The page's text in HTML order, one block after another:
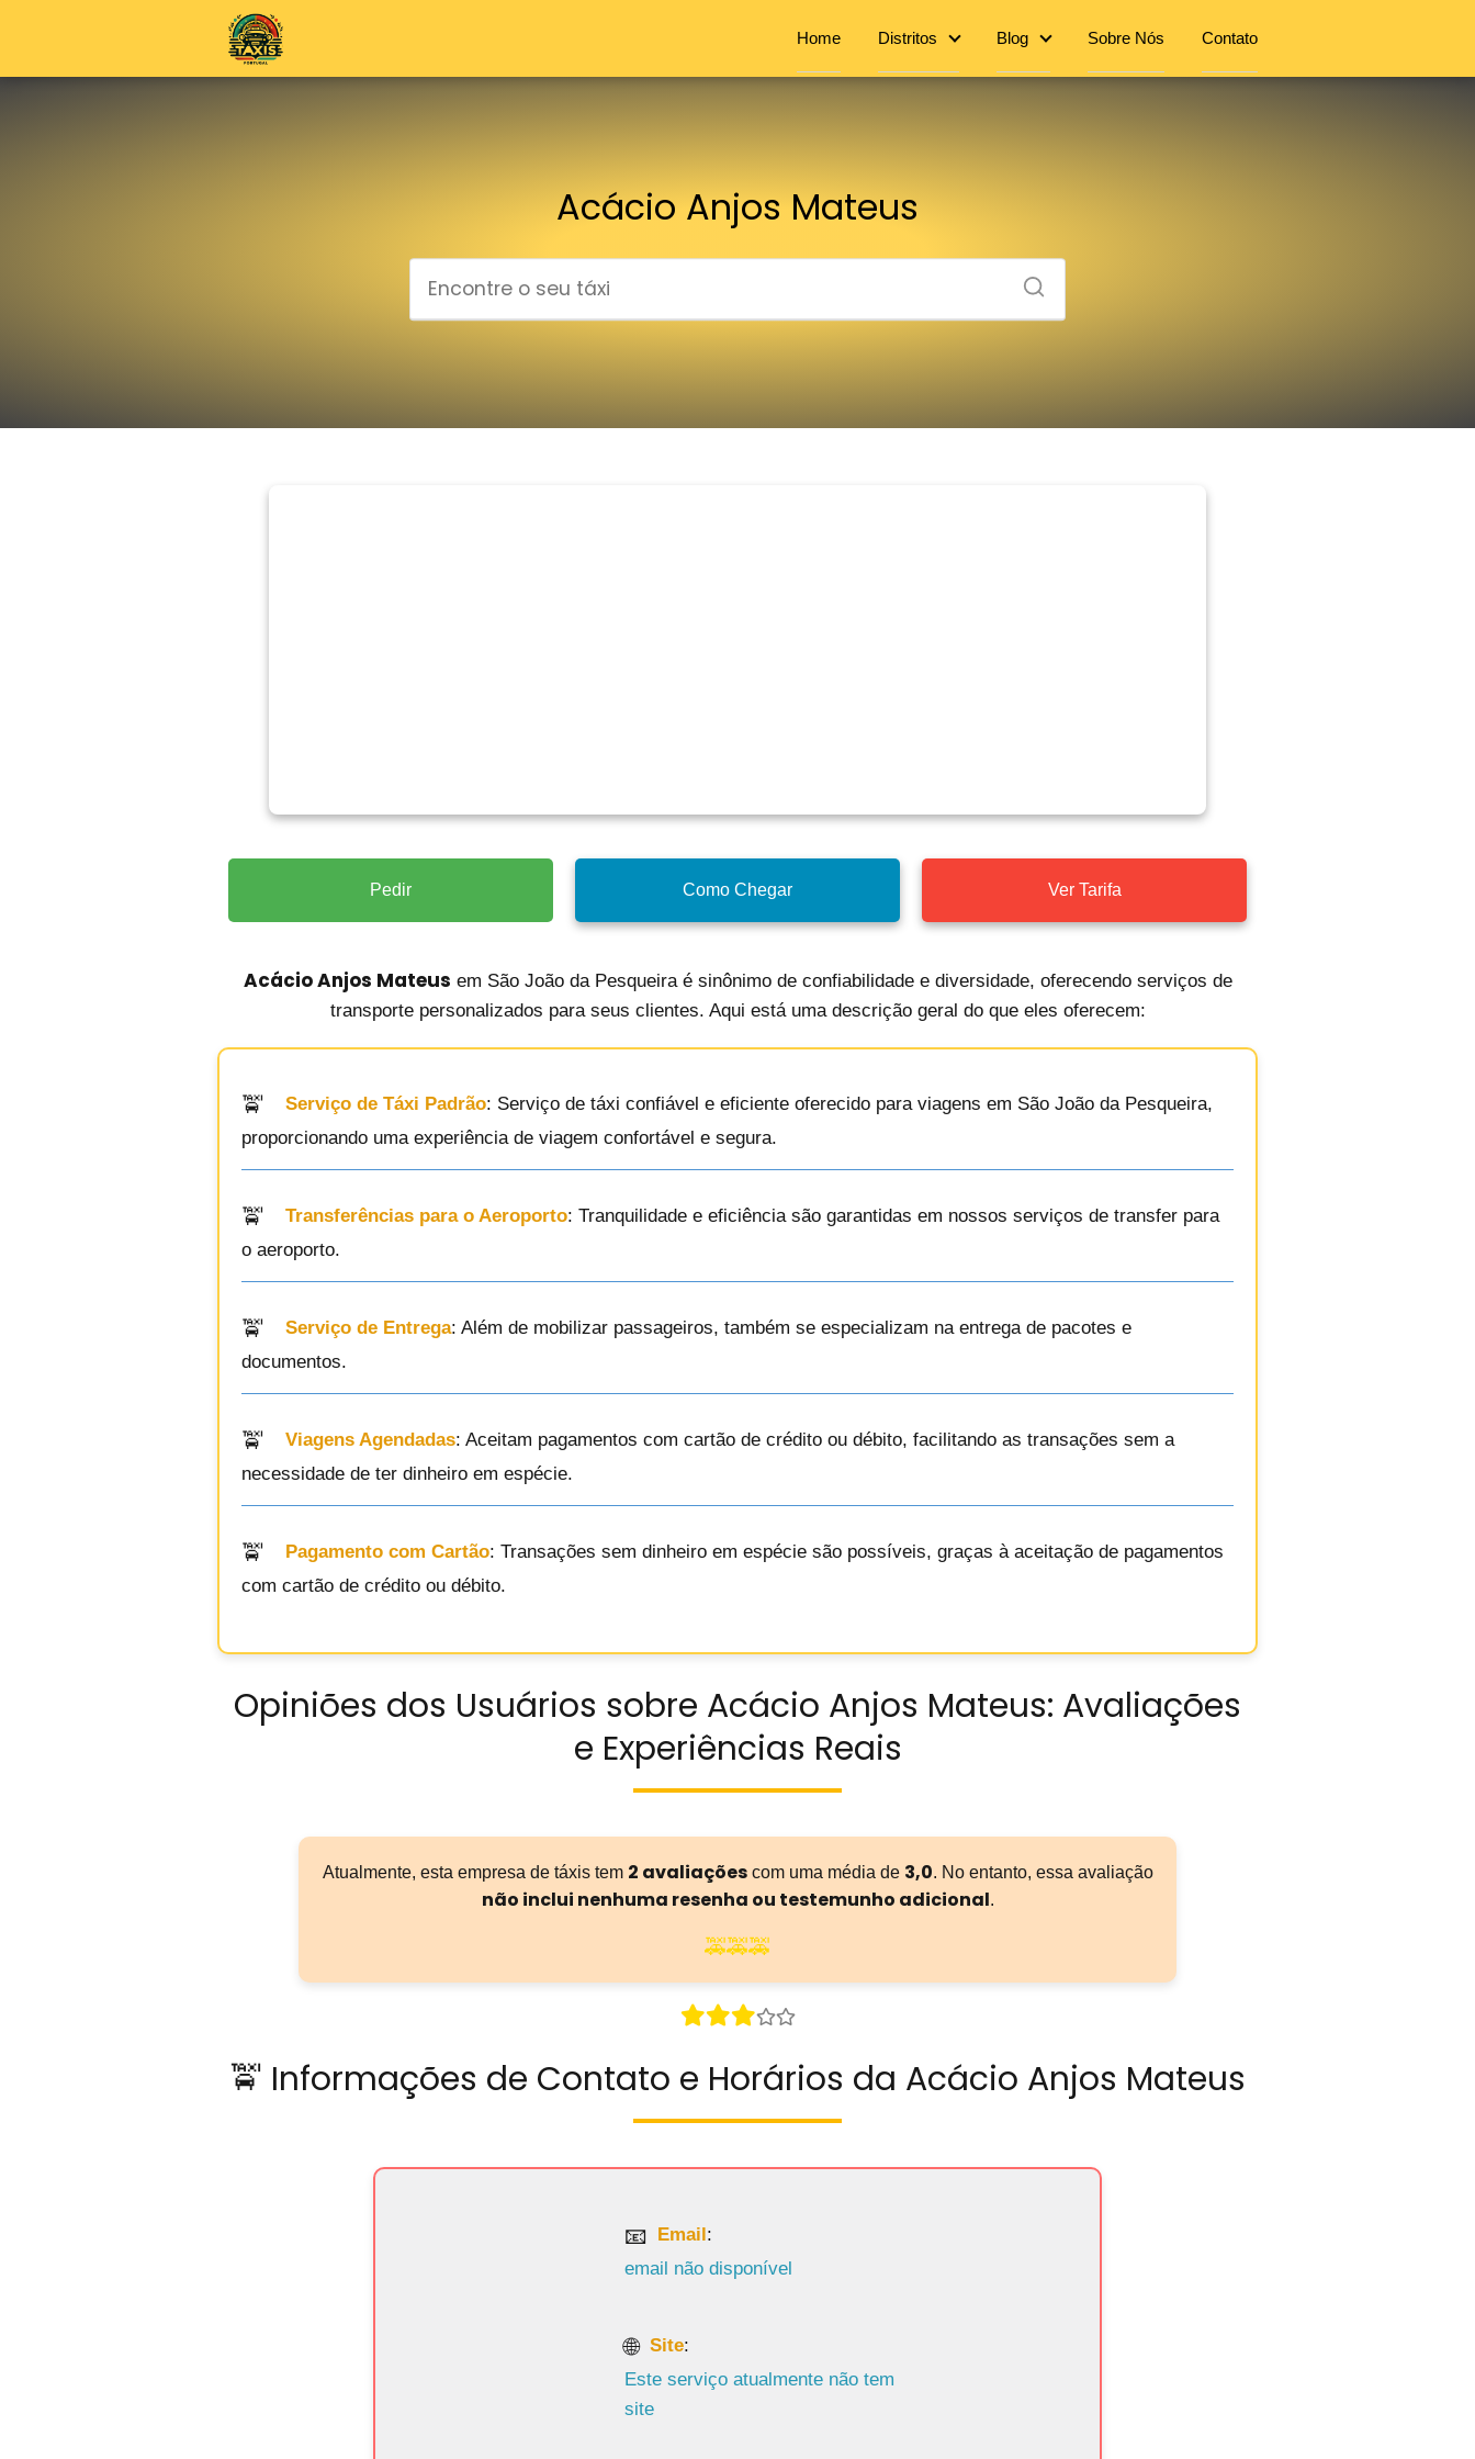
Home Distritos Blog Sobre Nós Contato
Acácio Anjos Mateus
Pedir Como Chegar Ver Tarifa
Acácio Anjos Mateus em São João da Pesqueira é sinônimo de confiabilidade e diversidade, oferecendo serviços de
transporte personalizados para seus clientes. Aqui está uma descrição geral do que eles oferecem:
Serviço de Táxi Padrão: Serviço de táxi confiável e eficiente oferecido para viagens em São João da Pesqueira,
proporcionando uma experiência de viagem confortável e segura.
Transferências para o Aeroporto: Tranquilidade e eficiência são garantidas em nossos serviços de transfer para
o aeroporto.
Serviço de Entrega: Além de mobilizar passageiros, também se especializam na entrega de pacotes e
documentos.
Viagens Agendadas: Aceitam pagamentos com cartão de crédito ou débito, facilitando as transações sem a
necessidade de ter dinheiro em espécie.
Pagamento com Cartão: Transações sem dinheiro em espécie são possíveis, graças à aceitação de pagamentos
com cartão de crédito ou débito.
Opiniões dos Usuários sobre Acácio Anjos Mateus: Avaliações
e Experiências Reais
Atualmente, esta empresa de táxis tem 2 avaliaçõescom uma média de 3,0. No entanto, essa avaliação
não inclui nenhuma resenha ou testemunho adicional.
🚕🚕🚕
🚖 Informações de Contato e Horários da Acácio Anjos Mateus
Email :
email não disponível
Site:
Este serviço atualmente não tem
site